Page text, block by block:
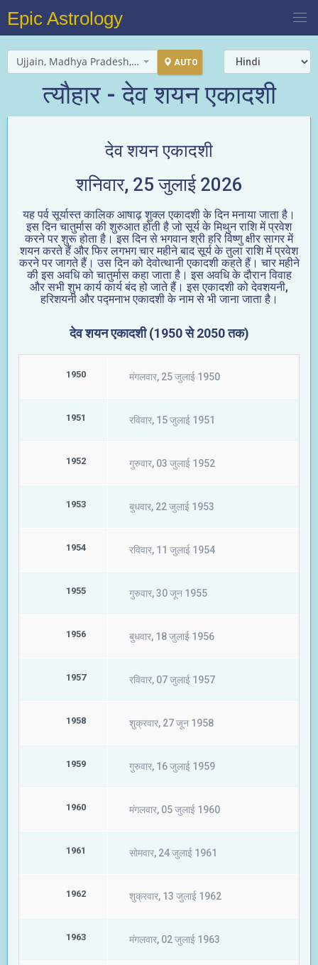
Epic Astrology
Ujjain, Madhya Pradesh, India AUTO
त्यौहार - देव शयन एकादशी
देव शयन एकादशी
शनिवार, 25 जुलाई 2026
यह पर्व सूर्यास्त कालिक आषाढ़ शुक्ल एकादशी के दिन मनाया जाता है।
इस दिन चातुर्मास की शुरुआत होती है जो सूर्य के मिथुन राशि में प्रवेश
करने पर शुरू होता है। इस दिन से भगवान श्री हरि विष्णु क्षीर सागर में
शयन करते हैं और फिर लगभग चार महीने बाद सूर्य के तुला राशि में प्रवेश
करने पर जागते हैं। उस दिन को देवोत्थानी एकादशी कहते हैं। चार महीने
की इस अवधि को चातुर्मास कहा जाता है। इस अवधि के दौरान विवाह
और सभी शुभ कार्य कार्य बंद हो जाते हैं। इस एकादशी को देवशयनी,
हरिशयनी और पद्मनाभ एकादशी के नाम से भी जाना जाता है।
देव शयन एकादशी (1950 से 2050 तक)
1950 मंगलवार, 25 जुलाई 1950
1951 रविवार, 15 जुलाई 1951
1952 गुरुवार, 03 जुलाई 1952
1953 बुधवार, 22 जुलाई 1953
1954 रविवार, 11 जुलाई 1954
1955 गुरुवार, 30 जून 1955
1956 बुधवार, 18 जुलाई 1956
1957 रविवार, 07 जुलाई 1957
1958 शुक्रवार, 27 जून 1958
1959 गुरुवार, 16 जुलाई 1959
1960 मंगलवार, 05 जुलाई 1960
1961 सोमवार, 24 जुलाई 1961
1962 शुक्रवार, 13 जुलाई 1962
1963 मंगलवार, 02 जुलाई 1963